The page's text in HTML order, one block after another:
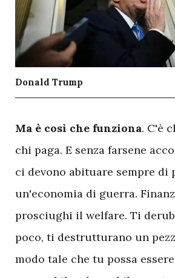
Donald Trump
Ma è così che funziona. C'è
chi paga. E senza farsene
ci devono abituare sempre di
un'economia di guerra.
prosciughi il welfare. Ti
poco, ti destrutturano un
modo tale che tu possa